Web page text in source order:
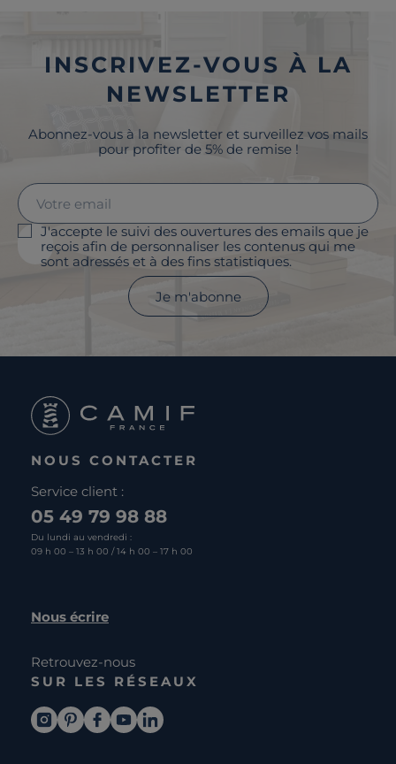
INSCRIVEZ-VOUS À LA
NEWSLETTER
Abonnez-vous à la newsletter et surveillez vos mails
pour profiter de 5% de remise !
J'accepte le suivi des ouvertures des emails que je
reçois afin de personnaliser les contenus qui me
sont adressés et à des fins statistiques.
Je m'abonne
NOUS CONTACTER
Service client :
05 49 79 98 88
Du lundi au vendredi :
09 h 00 – 13 h 00 / 14 h 00 – 17 h 00
Nous écrire
Retrouvez-nous
SUR LES RÉSEAUX